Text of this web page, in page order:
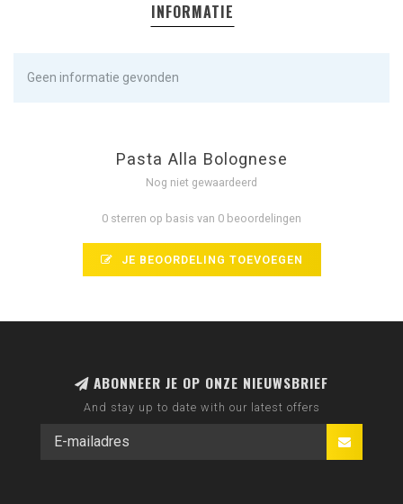
INFORMATIE
Geen informatie gevonden
Pasta Alla Bolognese
Nog niet gewaardeerd
0 sterren op basis van 0 beoordelingen
JE BEOORDELING TOEVOEGEN
ABONNEER JE OP ONZE NIEUWSBRIEF
And stay up to date with our latest offers